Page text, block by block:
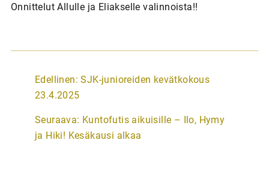
Onnittelut Allulle ja Eliakselle valinnoista!!
A
r
i
k
Edellinen: SJK-junioreiden kevätkokous
23.4.2025
Seuraava: Kuntofutis aikuisille – Ilo, Hymy
ja Hiki! Kesäkausi alkaa